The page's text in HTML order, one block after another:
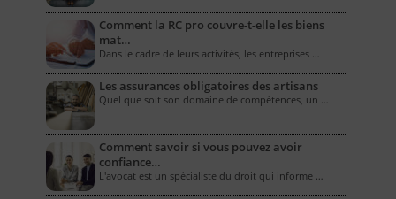
Comment la RC pro couvre-t-elle les biens
mat…
Dans le cadre de leurs activités, les entreprises …
Les assurances obligatoires des artisans
Quel que soit son domaine de compétences, un …
Comment savoir si vous pouvez avoir
confiance…
L'avocat est un spécialiste du droit qui informe …